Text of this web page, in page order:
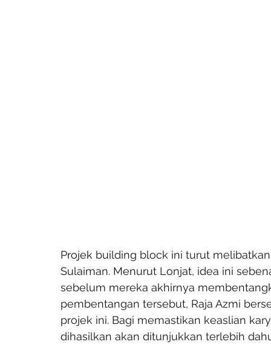
Projek building block ini turut
Sulaiman. Menurut Lonjat, idea ini
sebelum mereka akhirnya
pembentangan tersebut, Raja Azmi
projek ini. Bagi memastikan keaslian
dihasilkan akan ditunjukkan terlebih